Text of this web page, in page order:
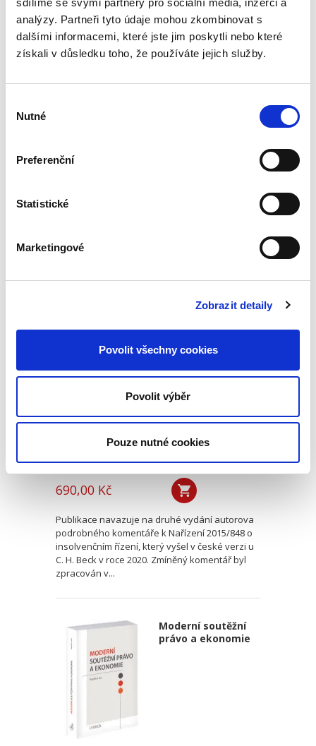
sdílíme se svými partnery pro sociální média, inzerci a
analýzy. Partneři tyto údaje mohou zkombinovat s
dalšími informacemi, které jste jim poskytli nebo které
získali v důsledku toho, že používáte jejich služby.
souhlasu
Nutné
Preferenční
Statistické
Marketingové
Zobrazit detaily
Povolit všechny cookies
Povolit výběr
Pouze nutné cookies
Výklad práva
Evropské unie
890,00 Kč
ovlivňuje bezmála všechna odvětví českého
právního řádu. Základem pro správný výklad
právním řádem a právem EU...
Evropské
insolvenční nařízení
v českém civilním
procesu
Alexander J. Bělohlávek
690,00 Kč
Publikace navazuje na druhé vydání autorova
podrobného komentáře k Nařízení 2015/848 o
insolvenčním řízení, který vyšel v české verzi u
C. H. Beck v roce 2020. Zmíněný komentář byl
zpracován v...
Moderní soutěžní
právo a ekonomie